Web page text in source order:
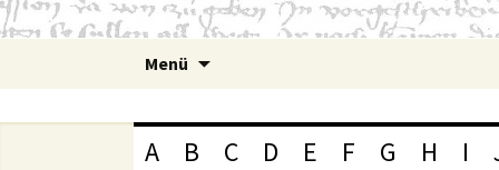
Menü
A B C D E F G H I